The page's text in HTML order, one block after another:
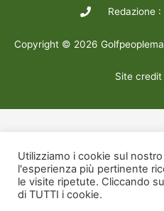
Redazione
Copyright © 2026
Site credit
Utilizziamo i cookie sul
l'esperienza più pertinente
le visite ripetute. Cliccando
di TUTTI i cookie.